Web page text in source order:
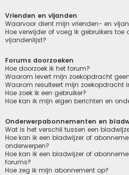
Vrienden en vijanden
Waarvoor dient mijn vrienden- en
Hoe verwijder of voeg ik gebruikers
vijandenlijst?
Forums doorzoeken
Hoe doorzoek ik het forum?
Waarom levert mijn zoekopdracht
Waarom resulteert mijn zoekopdracht
Hoe zoek ik een gebruiker?
Hoe kan ik mijn eigen berichten en
Onderwerpabonnementen en
Wat is het verschil tussen een
Hoe kan ik een bladwijzer of
onderwerpen?
Hoe kan ik een bladwijzer of
forums?
Hoe zeg ik mijn abonnement op?